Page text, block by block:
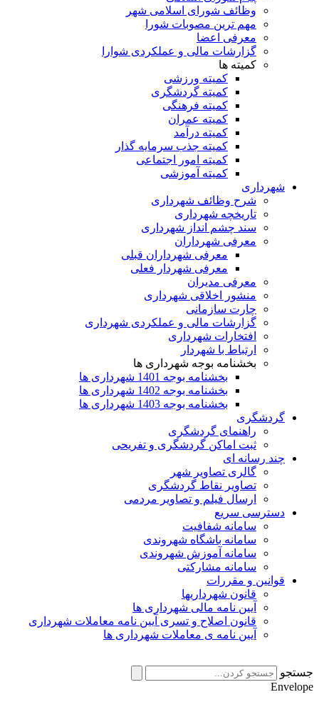
وظائف شورای اسلامی شهر
مهم ترین مصوبات شورا
معرفی اعضا
گزارشات مالی و عملکردی شوارا
کمیته ها
کمیته ورزشی
کمیته گردشگری
کمیته فرهنگی
کمیته عمران
کمیته درآمد
کمیته جذب سرمایه گذار
کمیته امور اجتماعی
کمیته آموزشی
شهرداری
شرح وظائف شهرداری
تاریخچه شهرداری
سند چشم انداز شهرداری
معرفی شهرداران
معرفی شهرداران قبلی
معرفی شهردار فعلی
معرفی مدیران
منشور اخلاقی شهرداری
چارت سازمانی
گزارشات مالی و عملکردی شهرداری
افتخارات شهرداری
ارتباط با شهردار
بخشنامه بوجه شهرداری ها
بخشنامه بوجه 1401 شهرداری ها
بخشنامه بوجه 1402 شهرداری ها
بخشنامه بوجه 1403 شهرداری ها
گردشگری
راهنمای گردشگری
ثبت اماکن گردشگری و تفریحی
چند رسانه ای
گالری تصاویر شهر
تصاویر نقاط گردشگری
ارسال فیلم و تصاویر مردمی
دسترسی سریع
سامانه شفافیت
سامانه باشگاه شهروندی
سامانه آموزش شهروندی
سامانه مشارکتی
قوانین و مقررات
قانون شهرداریها
آیین نامه مالی شهرداری ها
قانون اصلاح و تسری آیین نامه معاملات شهرداری
آیین نامه ی معاملات شهرداری ها
جستجو
Envelope